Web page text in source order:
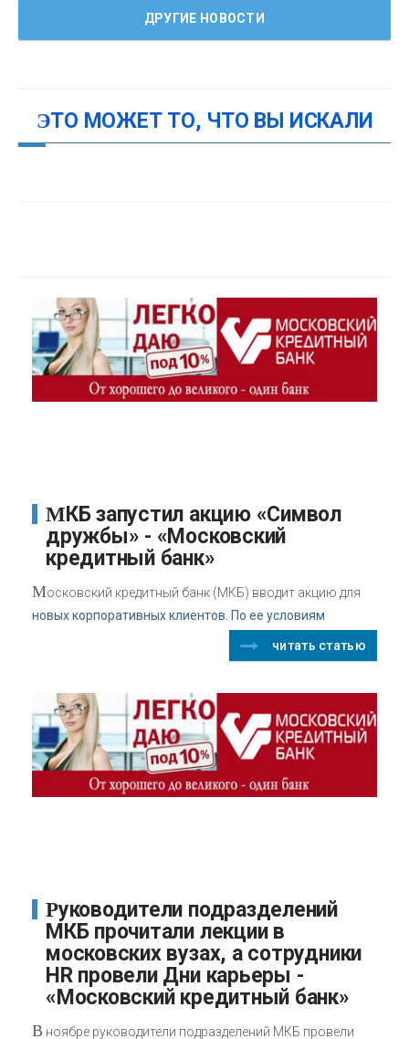
ДРУГИЕ НОВОСТИ
ЭТО МОЖЕТ ТО, ЧТО ВЫ ИСКАЛИ
МКБ запустил акцию «Символ
дружбы» - «Московский
кредитный банк»
Московский кредитный банк (МКБ) вводит акцию для
новых корпоративных клиентов. По ее условиям
читать статью
Руководители подразделений
МКБ прочитали лекции в
московских вузах, а сотрудники
HR провели Дни карьеры -
«Московский кредитный банк»
В ноябре руководители подразделений МКБ провели